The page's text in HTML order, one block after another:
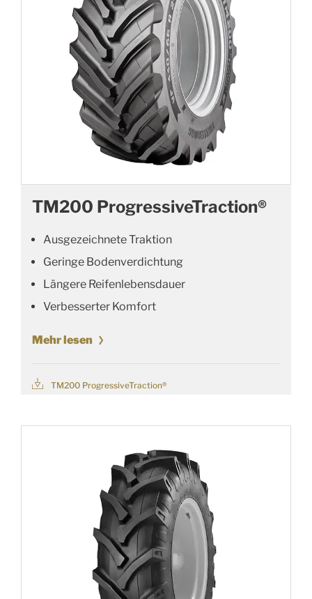
TM200 ProgressiveTraction®
Ausgezeichnete Traktion
Geringe Bodenverdichtung
Längere Reifenlebensdauer
Verbesserter Komfort
Mehr lesen
TM200 ProgressiveTraction®